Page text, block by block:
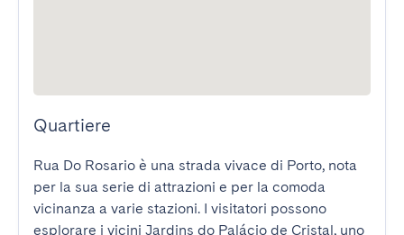
Quartiere
Rua Do Rosario è una strada vivace di Porto, nota
per la sua serie di attrazioni e per la comoda
vicinanza a varie stazioni. I visitatori possono
esplorare i vicini Jardins do Palácio de Cristal, uno